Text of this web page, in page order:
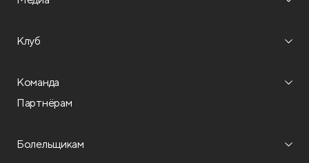
Клуб
Команда
Партнёрам
Болельщикам